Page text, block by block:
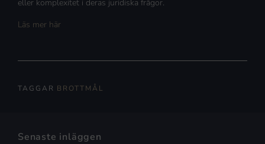
eller komplexitet i deras juridiska frågor.
Läs mer här
TAGGAR BROTTMÅL
Senaste inläggen